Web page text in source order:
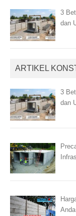
3
dan
ARTIKEL
3
dan
Anda